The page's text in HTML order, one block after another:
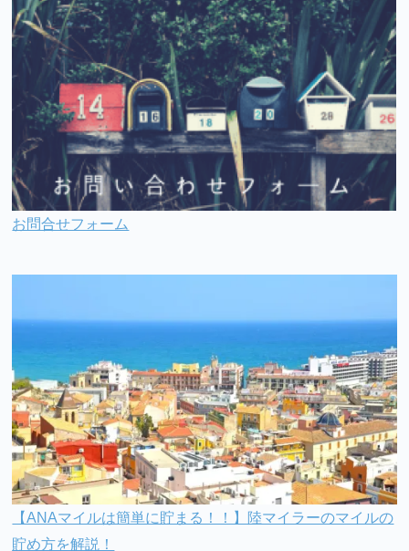
お問合せフォーム
【ANAマイルは簡単に貯まる！！】陸マイラーのマイルの
貯め方を解説！